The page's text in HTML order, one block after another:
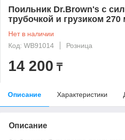
Поильник Dr.Brown's с
трубочкой и грузиком 270
Нет в наличии
Код: WB91014
Розница
14 200 ₸
Описание Характеристики
Описание